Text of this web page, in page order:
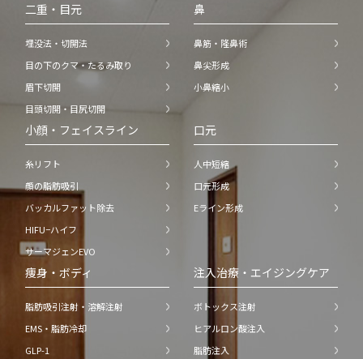
二重・目元
埋没法・切開法
目の下のクマ・たるみ取り
眉下切開
目頭切開・目尻切開
鼻
鼻筋・隆鼻術
鼻尖形成
小鼻縮小
小顔・フェイスライン
糸リフト
顔の脂肪吸引
バッカルファット除去
HIFU−ハイフ
サーマジェンEVO
口元
人中短縮
口元形成
Eライン形成
痩身・ボディ
脂肪吸引注射・溶解注射
EMS・脂肪冷却
GLP-1
注入治療・エイジングケア
ボトックス注射
ヒアルロン酸注入
脂肪注入